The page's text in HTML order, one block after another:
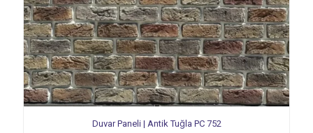
Duvar Paneli | Antik Tuğla PC 752